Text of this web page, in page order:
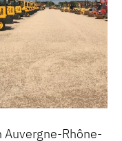
Auvergne-Rhône-